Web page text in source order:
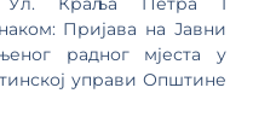
Пријава на Јавни
радног мјеста у
управи Општине